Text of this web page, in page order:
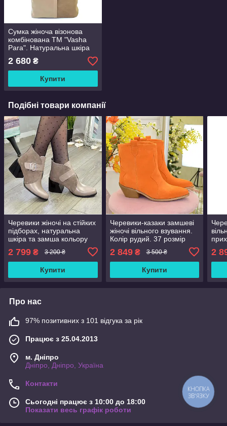
Сумка жіноча візонова
комбінована ТМ "Vasha
Para". Натуральна шкіра
та замша
2 680 ₴
Купити
Подібні товари компанії
Черевики жіночі на стійких
підборах, натуральна
шкіра та замша кольору
2 799 ₴ 3 200 ₴
Купити
Черевики-казаки замшеві
жіночі вільного взування.
Колір рудий. 37 розмір
2 849₴ 3 500 ₴
Купити
2
Про нас
97% позитивних з 101 відгука за рік
Працює з 25.04.2013
м. Дніпро
Дніпро, Дніпро, Україна
Контакти
Сьогодні працює з 10:00 до 18:00
Показати весь графік роботи
КНОПКА
ЗВ'ЯЗКУ